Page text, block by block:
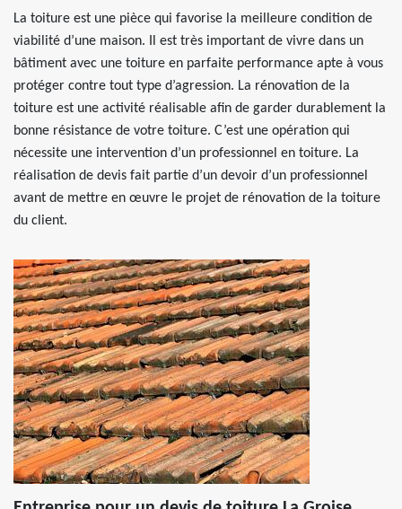
La toiture est une pièce qui favorise la meilleure condition de
viabilité d’une maison. Il est très important de vivre dans un
bâtiment avec une toiture en parfaite performance apte à vous
protéger contre tout type d’agression. La rénovation de la
toiture est une activité réalisable afin de garder durablement la
bonne résistance de votre toiture. C’est une opération qui
nécessite une intervention d’un professionnel en toiture. La
réalisation de devis fait partie d’un devoir d’un professionnel
avant de mettre en œuvre le projet de rénovation de la toiture
du client.